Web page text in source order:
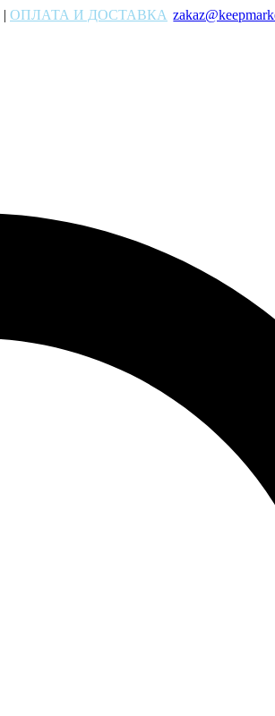
| ОПЛАТА И ДОСТАВКА